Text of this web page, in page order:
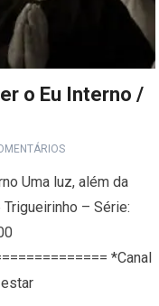
o Eu Interno /
Uma luz, além da
– Série:
*Canal